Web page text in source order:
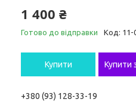
1 400 ₴
Готово до відправки Код: 11-
Купити Купити
+380 (93) 128-33-19